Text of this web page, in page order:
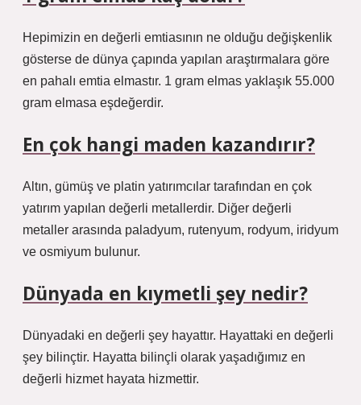
Hepimizin en değerli emtiasının ne olduğu değişkenlik
gösterse de dünya çapında yapılan araştırmalara göre
en pahalı emtia elmastır. 1 gram elmas yaklaşık 55.000
gram elmasa eşdeğerdir.
En çok hangi maden kazandırır?
Altın, gümüş ve platin yatırımcılar tarafından en çok
yatırım yapılan değerli metallerdir. Diğer değerli
metaller arasında paladyum, rutenyum, rodyum, iridyum
ve osmiyum bulunur.
Dünyada en kıymetli şey nedir?
Dünyadaki en değerli şey hayattır. Hayattaki en değerli
şey bilinçtir. Hayatta bilinçli olarak yaşadığımız en
değerli hizmet hayata hizmettir.